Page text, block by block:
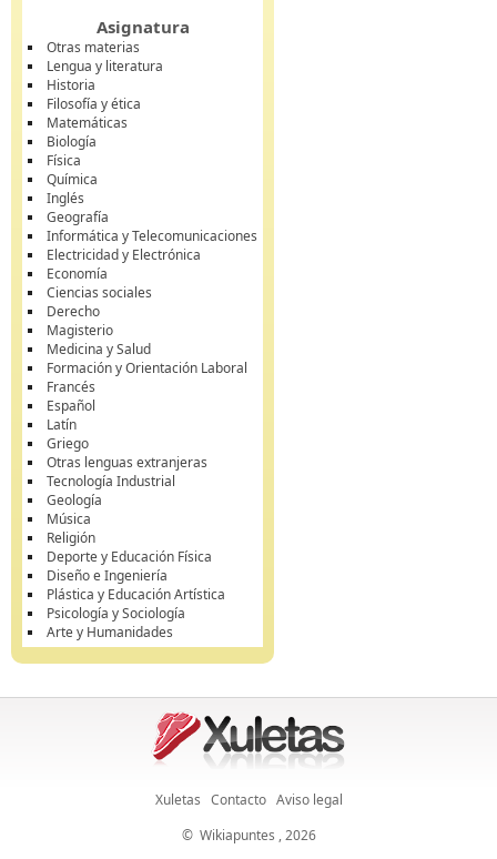
Asignatura
Otras materias
Lengua y literatura
Historia
Filosofía y ética
Matemáticas
Biología
Física
Química
Inglés
Geografía
Informática y Telecomunicaciones
Electricidad y Electrónica
Economía
Ciencias sociales
Derecho
Magisterio
Medicina y Salud
Formación y Orientación Laboral
Francés
Español
Latín
Griego
Otras lenguas extranjeras
Tecnología Industrial
Geología
Música
Religión
Deporte y Educación Física
Diseño e Ingeniería
Plástica y Educación Artística
Psicología y Sociología
Arte y Humanidades
Xuletas Contacto Aviso legal
© Wikiapuntes , 2026